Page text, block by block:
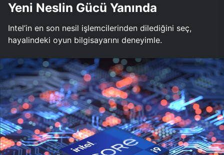
Yeni Neslin Gücü Yanında
Intel’in en son nesil işlemcilerinden dilediğini seç,
hayalindeki oyun bilgisayarını deneyimle.